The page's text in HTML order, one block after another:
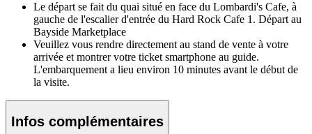
Le départ se fait du quai situé en face du Lombardi's Cafe, à
gauche de l'escalier d'entrée du Hard Rock Cafe 1. Départ au
Bayside Marketplace
Veuillez vous rendre directement au stand de vente à votre
arrivée et montrer votre ticket smartphone au guide.
L'embarquement a lieu environ 10 minutes avant le début de
la visite.
Infos complémentaires